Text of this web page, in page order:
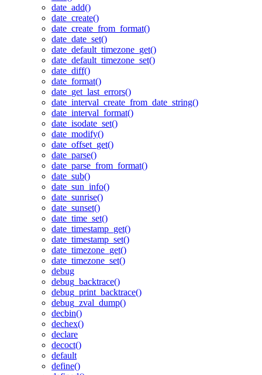
date_add()
date_create()
date_create_from_format()
date_date_set()
date_default_timezone_get()
date_default_timezone_set()
date_diff()
date_format()
date_get_last_errors()
date_interval_create_from_date_string()
date_interval_format()
date_isodate_set()
date_modify()
date_offset_get()
date_parse()
date_parse_from_format()
date_sub()
date_sun_info()
date_sunrise()
date_sunset()
date_time_set()
date_timestamp_get()
date_timestamp_set()
date_timezone_get()
date_timezone_set()
debug
debug_backtrace()
debug_print_backtrace()
debug_zval_dump()
decbin()
dechex()
declare
decoct()
default
define()